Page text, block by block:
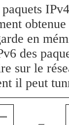
en
des
sur le
il peut